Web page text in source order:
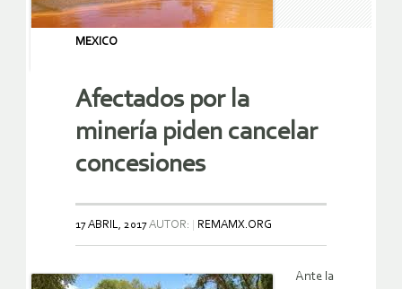
MEXICO
Afectados por la
minería piden cancelar
concesiones
17 ABRIL, 2017AUTOR: REMAMX.ORG
Ante la